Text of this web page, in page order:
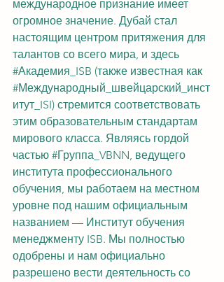
международное признание имеет
огромное значение. Дубай стал
настоящим центром притяжения для
талантов со всего мира, и здесь
#Академия_ISB (также известная как
#Международный_швейцарский_инст
итут_ISI) стремится соответствовать
этим образовательным стандартам
мирового класса. Являясь гордой
частью #Группа_VBNN, ведущего
института профессионального
обучения, мы работаем на местном
уровне под нашим официальным
названием — Институт обучения
менеджменту ISB. Мы полностью
одобрены и нам официально
разрешено вести деятельность со